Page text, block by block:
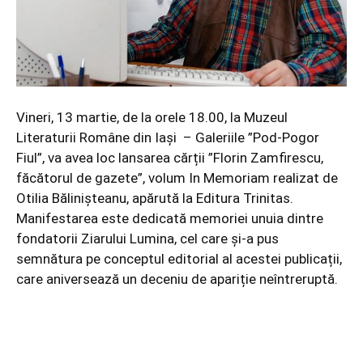
Vineri, 13 martie, de la orele 18.00, la Muzeul
Literaturii Române din Iași – Galeriile ”Pod-Pogor
Fiul”, va avea loc lansarea cărții ”Florin Zamfirescu,
făcătorul de gazete”, volum In Memoriam realizat de
Otilia Bălinișteanu, apărută la Editura Trinitas.
Manifestarea este dedicată memoriei unuia dintre
fondatorii Ziarului Lumina, cel care și-a pus
semnătura pe conceptul editorial al acestei publicații,
care aniversează un deceniu de apariție neîntreruptă.